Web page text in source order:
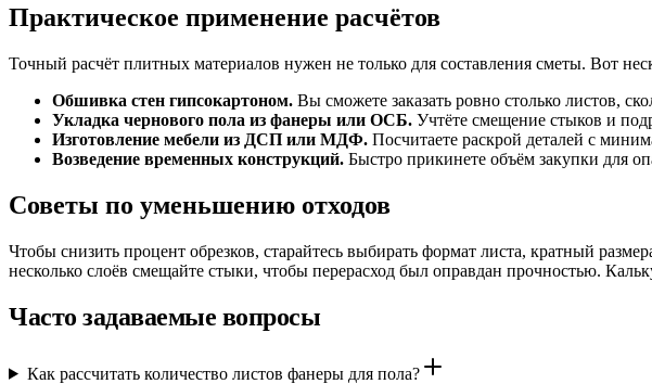
Практическое применение расчётов
Точный расчёт плитных материалов нужен не только для составления сметы. Вот
Обшивка стен гипсокартоном. Вы сможете заказать ровно столько листов,
Укладка чернового пола из фанеры или ОСБ. Учтёте смещение стыков и
Изготовление мебели из ДСП или МДФ. Посчитаете раскрой деталей с
Возведение временных конструкций. Быстро прикинете объём закупки для
Советы по уменьшению отходов
Чтобы снизить процент обрезков, старайтесь выбирать формат листа, кратный
несколько слоёв смещайте стыки, чтобы перерасход был оправдан прочностью.
Часто задаваемые вопросы
Как рассчитать количество листов фанеры для пола?